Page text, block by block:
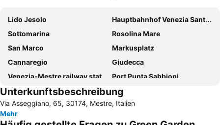
Lido Jesolo
Hauptbahnhof Venezia Santa Lucia
Sottomarina
Rosolina Mare
San Marco
Markusplatz
Cannaregio
Giudecca
Venezia-Mestre railway station
Port Punta Sabbioni
Flughafen Venedig-Tessera
Padova Central Station
Cavallino Beach
Lido
Hafen von Venedig
Via Andrea Bafile
Unterkunftsbeschreibung
Via Asseggiano, 65, 30174, Mestre, Italien
Mehr